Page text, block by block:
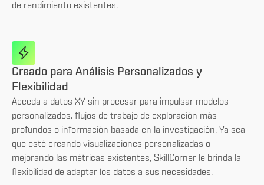
de rendimiento existentes.
Creado para Análisis Personalizados y
Flexibilidad
Acceda a datos XY sin procesar para impulsar modelos
personalizados, flujos de trabajo de exploración más
profundos o información basada en la investigación. Ya sea
que esté creando visualizaciones personalizadas o
mejorando las métricas existentes, SkillCorner le brinda la
flexibilidad de adaptar los datos a sus necesidades.